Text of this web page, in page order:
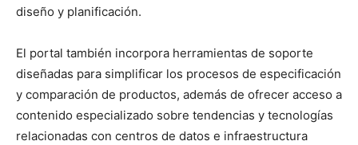
diseño y planificación.
El portal también incorpora herramientas de soporte
diseñadas para simplificar los procesos de especificación
y comparación de productos, además de ofrecer acceso a
contenido especializado sobre tendencias y tecnologías
relacionadas con centros de datos e infraestructura